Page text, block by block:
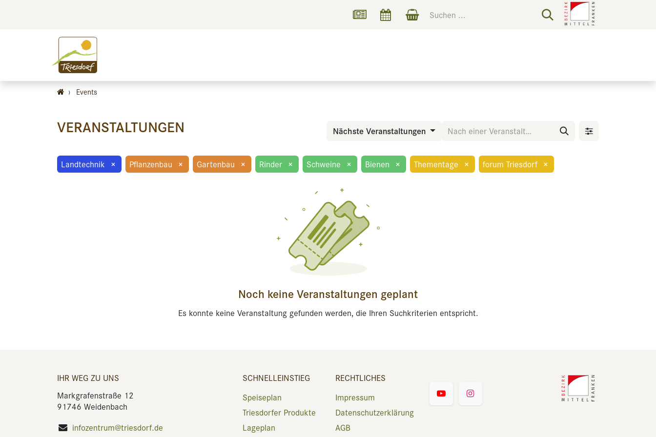
› Events
VERANSTALTUNGEN Nächste Veranstaltungen
Landtechnik × Pflanzenbau × Gartenbau × Rinder × Schweine × Bienen × Thementage × forum Triesdorf ×
Noch keine Veranstaltungen geplant
Es konnte keine Veranstaltung gefunden werden, die Ihren Suchkriterien entspricht.
IHR WEG ZU UNS
Markgrafenstraße 12
91746 Weidenbach
infozentrum@triesdorf.de
SCHNELLEINSTIEG
Speiseplan
Triesdorfer Produkte
Lageplan
RECHTLICHES
Impressum
Datenschutzerklärung
AGB